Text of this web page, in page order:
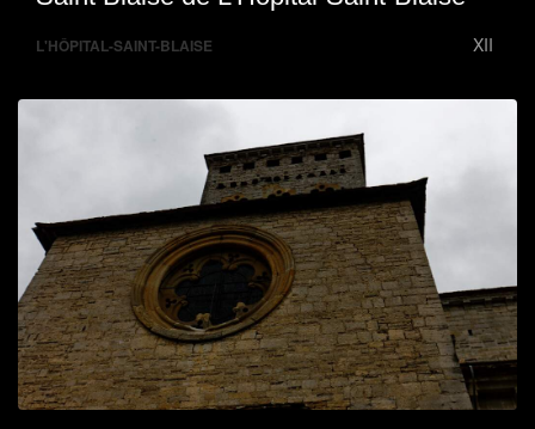
L'HÔPITAL-SAINT-BLAISE XII